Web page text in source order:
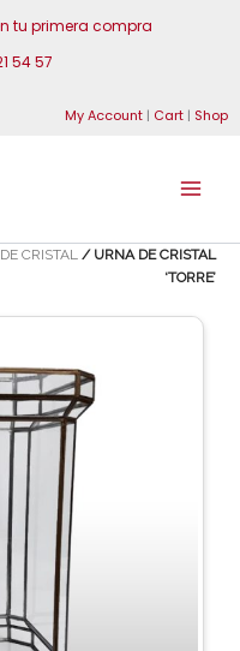
tu primera compra
54 57
My Account | Cart | Shop
CRISTAL / URNA DE CRISTAL
‘TORRE’